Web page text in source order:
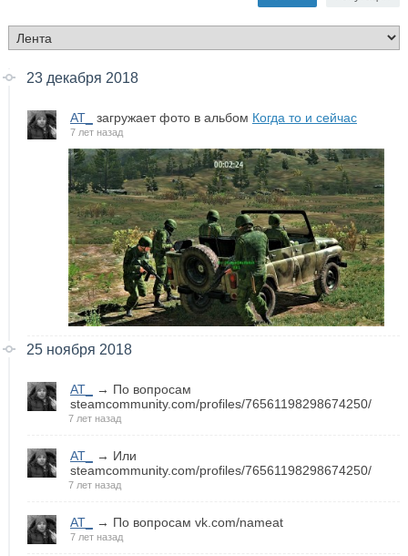
23 декабря 2018
AT_ загружает фото в альбом Когда то и сейчас
7 лет назад
25 ноября 2018
AT_
→ По вопросам
steamcommunity.com/profiles/76561198298674250/
7 лет назад
AT_
→ Или
steamcommunity.com/profiles/76561198298674250/
7 лет назад
AT_ → По вопросам vk.com/nameat
7 лет назад